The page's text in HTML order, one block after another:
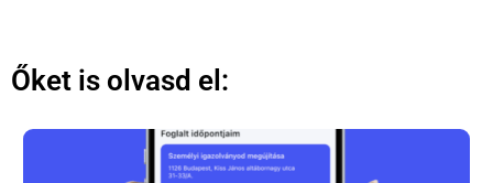
Őket is olvasd el: